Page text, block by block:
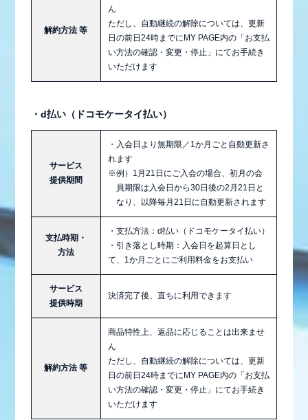
解約方法 等
ん
ただし、自動継続の解除については、更新
日の前日24時までにMY PAGE内の「お支払
い方法の確認・変更・停止」にてお手続き
いただけます
・d払い（ドコモケータイ払い）
サービス
提供期間
・入会日より無期限／1か月ごと自動更新さ
れます
※例）1月21日にご入会の場合、初月の会
員期限は入会日から30日後の2月21日と
なり、以降毎月21日に自動更新されます
支払時期・
方法
・支払方法：d払い（ドコモケータイ払い）
・引き落とし時期：入会日を起算日とし
て、1か月ごとにご利用料金をお支払い
サービス
提供時期
決済完了後、直ちに利用できます
解約方法 等
商品特性上、返品に応じることは出来ませ
ん
ただし、自動継続の解除については、更新
日の前日24時までにMY PAGE内の「お支払
い方法の確認・変更・停止」にてお手続き
いただけます